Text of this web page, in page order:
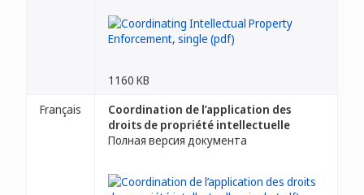
1160 KB
Français
Coordination de l’application des
droits de propriété intellectuelle
Полная версия документа